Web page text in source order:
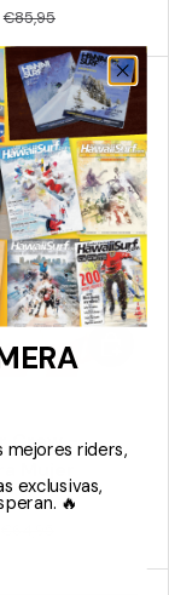
€85,95
40 % de descuento
Crew -
Mujer
mejores riders,
exclusivas,
🔥